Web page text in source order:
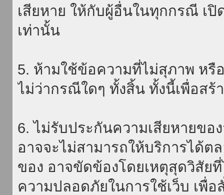
เสียหาย ให้กับผู้อื่นในทุกกรณี เปิ
เท่านั้น
5. ห้ามใช้ข้อความที่ไม่สุภาพ หรื
ไม่ว่ากรณีใดๆ ทั้งสิ้น ทั้งนี้เพื่อสร้
6. ไม่รับประกันความเสียหายขอ
อาจจะไม่สามารถให้บริการได้ต
ของ อาจขัดข้องโดยเหตุสุดวิสัย
ความปลอดภัยในการใช้เว็บ เพื่